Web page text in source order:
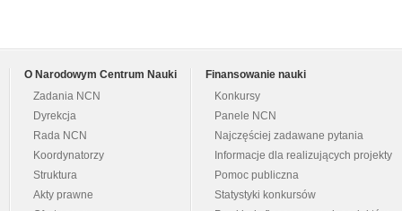
O Narodowym Centrum Nauki
Zadania NCN
Dyrekcja
Rada NCN
Koordynatorzy
Struktura
Akty prawne
Finansowanie nauki
Konkursy
Panele NCN
Najczęściej zadawane pytania
Informacje dla realizujących projekty
Pomoc publiczna
Statystyki konkursów